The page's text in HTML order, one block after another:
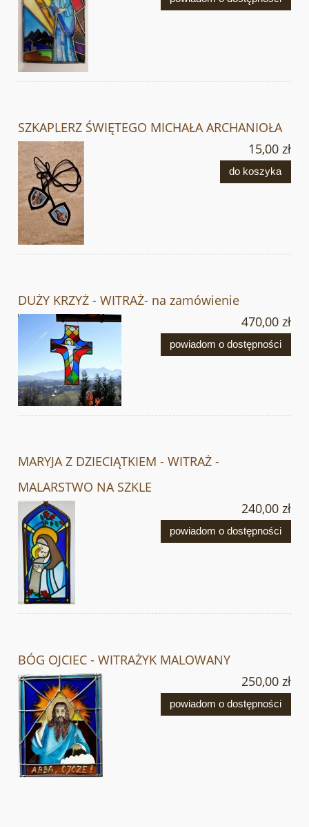
SZKAPLERZ ŚWIĘTEGO MICHAŁA ARCHANIOŁA
15,00 zł
do koszyka
DUŻY KRZYŻ - WITRAŻ- na zamówienie
470,00 zł
powiadom o dostępności
MARYJA Z DZIECIĄTKIEM - WITRAŻ -
MALARSTWO NA SZKLE
240,00 zł
powiadom o dostępności
BÓG OJCIEC - WITRAŻYK MALOWANY
250,00 zł
powiadom o dostępności